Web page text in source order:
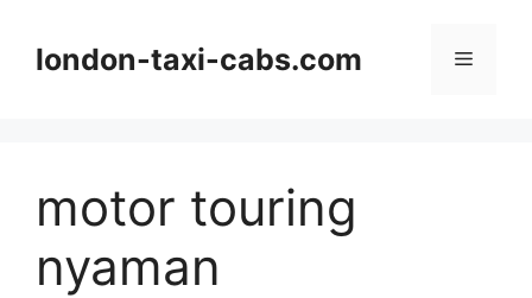
london-taxi-cabs.com Menu
motor touring
nyaman